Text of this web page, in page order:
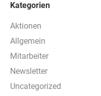
Kategorien
Aktionen
Allgemein
Mitarbeiter
Newsletter
Uncategorized